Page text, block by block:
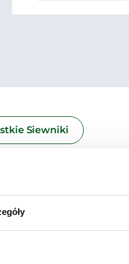
Siewniki